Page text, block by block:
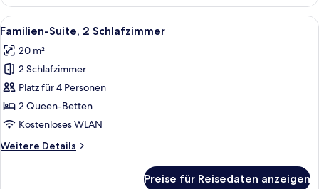
eingeschränkter
Meerblick
Alle
Fotos
für
Familien-
Suite,
2 Schlafzimmer
anzeigen
Ein modernes Schlafzimmer mit
2
Familien-Suite, 2 Schlafzimmer
20 m²
2 Schlafzimmer
Platz für 4 Personen
2 Queen-Betten
Kostenloses WLAN
Weitere Details
Weitere
Preise für Reisedaten anzeigen